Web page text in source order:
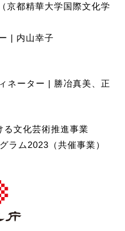
京都精華大学国際文化学
| 内山幸子
ネーター | 勝冶真美、正
文化芸術推進事業
ラム2023（共催事業）